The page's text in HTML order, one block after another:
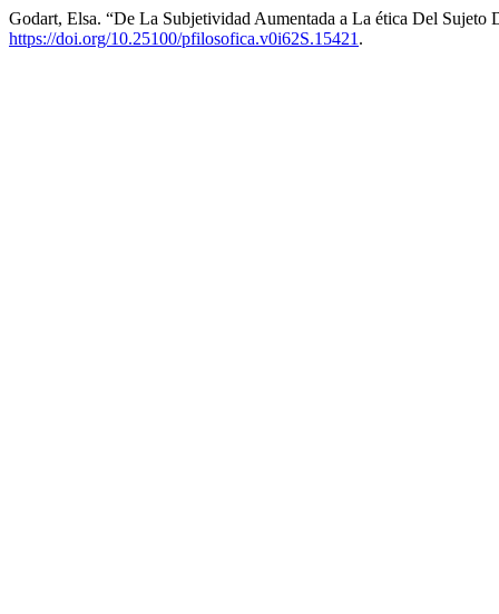
Godart, Elsa. “De La Subjetividad Aumentada a La ética Del Sujeto
https://doi.org/10.25100/pfilosofica.v0i62S.15421 .